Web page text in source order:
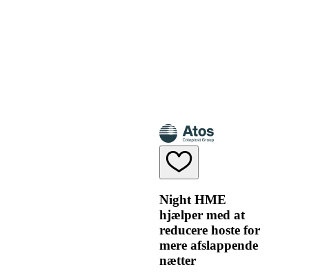
Night HME
hjælper med at
reducere hoste for
mere afslappende
nætter